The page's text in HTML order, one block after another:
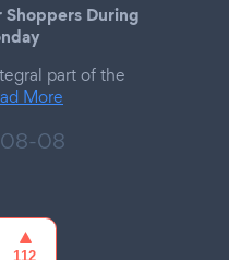
During
part of the
More
08